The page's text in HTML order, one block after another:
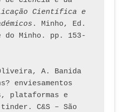
Científica e
. Minho, Ed.
do Minho. pp. 153-
A. Banida
enviesamentos
plataformas e
C&S – São